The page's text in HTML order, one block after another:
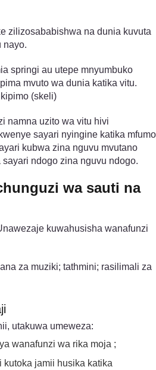
zilizosababishwa na dunia kuvuta
nayo.
springi au utepe mnyumbuko
mvuto wa dunia katika vitu.
(skeli)
namna uzito wa vitu hivi
sayari nyingine katika mfumo
kubwa zina nguvu mvutano
ndogo zina nguvu ndogo.
wa sauti na
kuwahusisha wanafunzi
za muziki; tathmini; rasilimali za
utakuwa umeweza:
wanafunzi wa rika moja ;
kutoka jamii husika katika